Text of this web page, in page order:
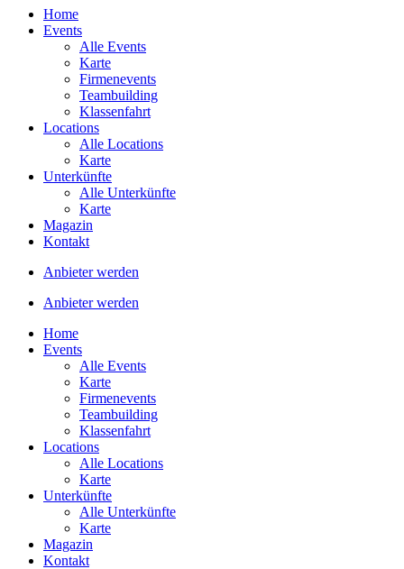
Home
Events
Alle Events
Karte
Firmenevents
Teambuilding
Klassenfahrt
Locations
Alle Locations
Karte
Unterkünfte
Alle Unterkünfte
Karte
Magazin
Kontakt
Anbieter werden
Anbieter werden
Home
Events
Alle Events
Karte
Firmenevents
Teambuilding
Klassenfahrt
Locations
Alle Locations
Karte
Unterkünfte
Alle Unterkünfte
Karte
Magazin
Kontakt